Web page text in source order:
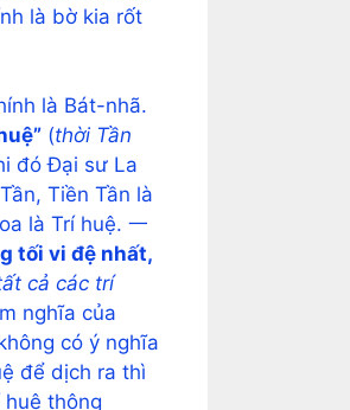
là bờ kia rốt
là Bát-nhã.
(thời Tần
đó Đại sư La
Tiền Tần là
là Trí huệ. 一
tối vi đệ nhất,
cả các trí
nghĩa của
có ý nghĩa
để dịch ra thì
thông